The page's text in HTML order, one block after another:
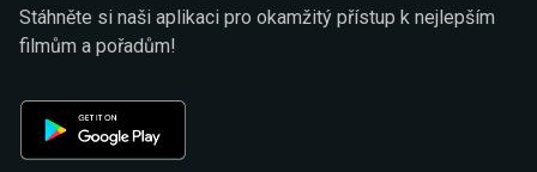
Stáhněte si naši aplikaci pro okamžitý přístup k nejlepším
filmům a pořadům!